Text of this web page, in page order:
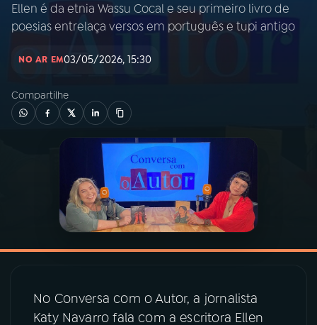
Início AO VIVO
INÍCIO
02A RÁDIO
PROGRAMAÇÃO
PROGRAMAS
Ellen é da etnia Wassu Cocal e seu primeiro livro de
poesias entrelaça versos em português e tupi antigo
NO AR EM03/05/2026, 15:30
Compartilhe
No Conversa com o Autor, a jornalista
Katy Navarro fala com a escritora Ellen